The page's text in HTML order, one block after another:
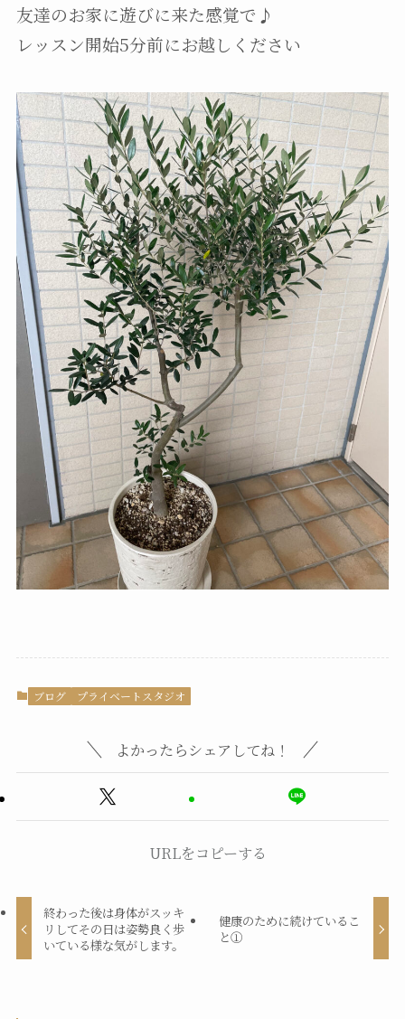
友達のお家に遊びに来た感覚で♪
レッスン開始5分前にお越しください
ブログ プライベートスタジオ
よかったらシェアしてね！
URLをコピーする
終わった後は身体がスッキ
リしてその日は姿勢良く歩
いている様な気がします。
健康のために続けているこ
と①